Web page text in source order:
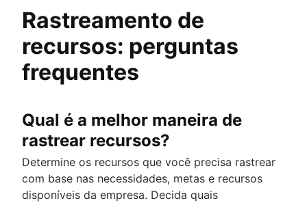
Rastreamento de
recursos: perguntas
frequentes
Qual é a melhor maneira de
rastrear recursos?
Determine os recursos que você precisa rastrear
com base nas necessidades, metas e recursos
disponíveis da empresa. Decida quais